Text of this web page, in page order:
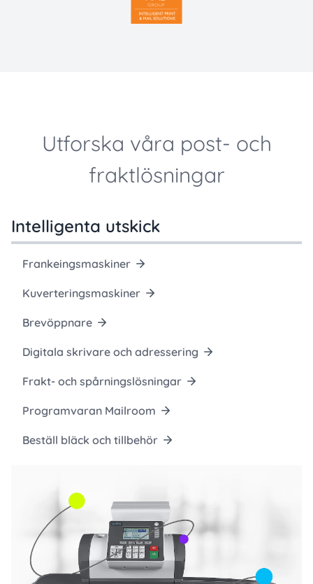
Utforska våra post- och
fraktlösningar
Intelligenta utskick
Frankeingsmaskiner
Kuverteringsmaskiner
Brevöppnare
Digitala skrivare och adressering
Frakt- och spårningslösningar
Programvaran Mailroom
Beställ bläck och tillbehör